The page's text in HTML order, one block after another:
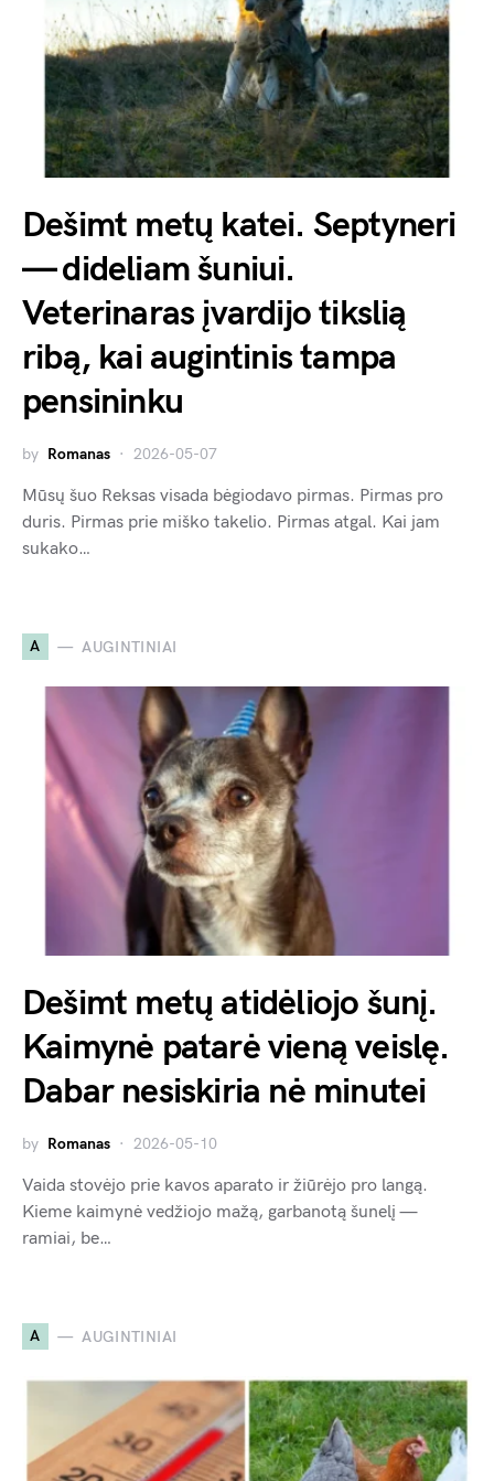
Dešimt metų katei. Septyneri
— dideliam šuniui.
Veterinaras įvardijo tikslią
ribą, kai augintinis tampa
pensininku
by Romanas 2026-05-07
Mūsų šuo Reksas visada bėgiodavo pirmas. Pirmas pro
duris. Pirmas prie miško takelio. Pirmas atgal. Kai jam
sukako…
A AUGINTINIAI
Dešimt metų atidėliojo šunį.
Kaimynė patarė vieną veislę.
Dabar nesiskiria nė minutei
by Romanas 2026-05-10
Vaida stovėjo prie kavos aparato ir žiūrėjo pro langą.
Kieme kaimynė vedžiojo mažą, garbanotą šunelį —
ramiai, be…
A AUGINTINIAI